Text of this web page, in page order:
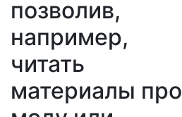
позволив,
например,
читать
материалы про